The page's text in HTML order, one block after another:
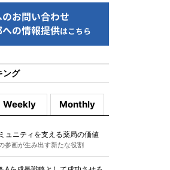
ング
Weekly Monthly
ニティを支える薬局の価値
参画が生み出す新たな役割